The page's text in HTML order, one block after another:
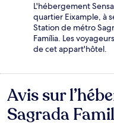
L'hébergement
quartier Eixample, à
Station de métro
Família. Les
de cet appart'hôtel.
Avis
Avis sur
Sagrada